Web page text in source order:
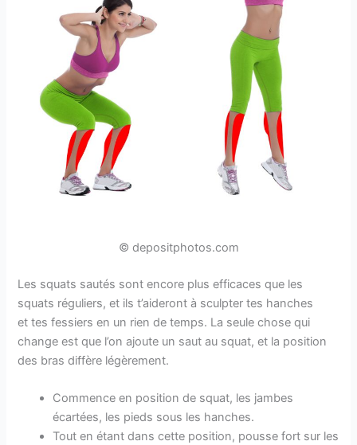
© depositphotos.com
Les squats sautés sont encore plus efficaces que les
squats réguliers, et ils t’aideront à sculpter tes hanches
et tes fessiers en un rien de temps. La seule chose qui
change est que l’on ajoute un saut au squat, et la position
des bras diffère légèrement.
Commence en position de squat, les jambes
écartées, les pieds sous les hanches.
Tout en étant dans cette position, pousse fort sur les